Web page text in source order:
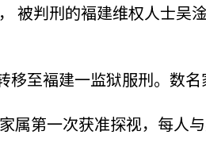
被判刑的褔建维权人士吴
至褔建一监狱服刑。数
属第一次获准探视，每人